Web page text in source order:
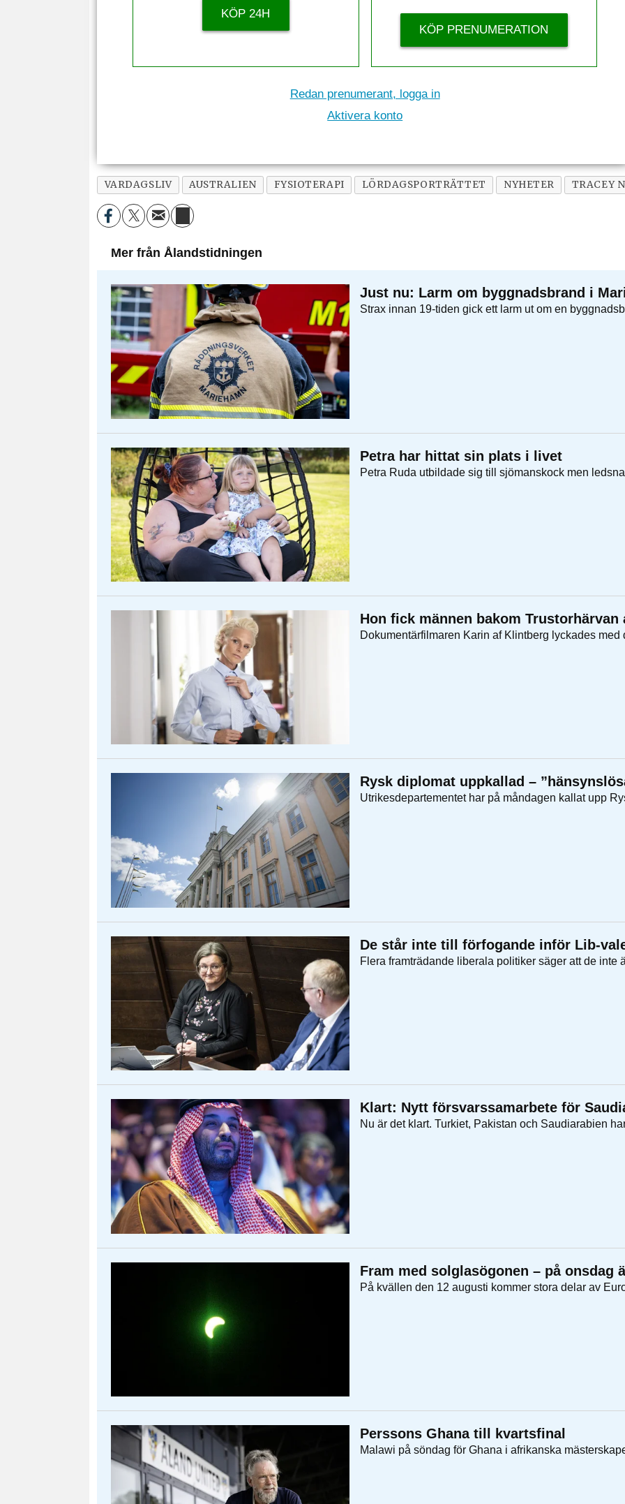
KÖP 24H
KÖP PRENUMERATION
Redan prenumerant, logga in
Aktivera konto
VARDAGSLIV AUSTRALIEN FYSIOTERAPI LÖRDAGSPORTRÄTTET NYHETER TRACEY